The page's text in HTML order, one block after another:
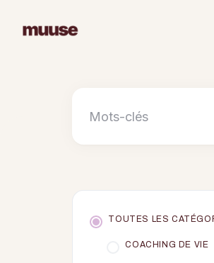
TOUTES LES
COACHING DE VIE